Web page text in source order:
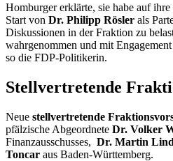
Homburger erklärte, sie habe auf
Start von Dr. Philipp Rösler als
Diskussionen in der Fraktion zu
wahrgenommen und mit
so die FDP-Politikerin.
Stellvertretende
Neue stellvertretende
pfälzische Abgeordnete Dr. Volker
Finanzausschusses, Dr. Martin
Toncar aus Baden-Württemberg.